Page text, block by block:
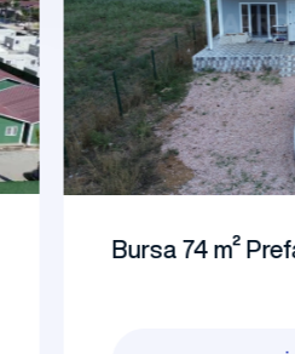
Bursa 74 m² Prefabrik Ev